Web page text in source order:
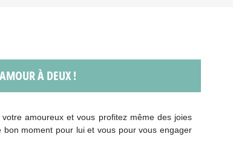
À DEUX !
amoureux et vous profitez même des joies
bon moment pour lui et vous pour vous engager